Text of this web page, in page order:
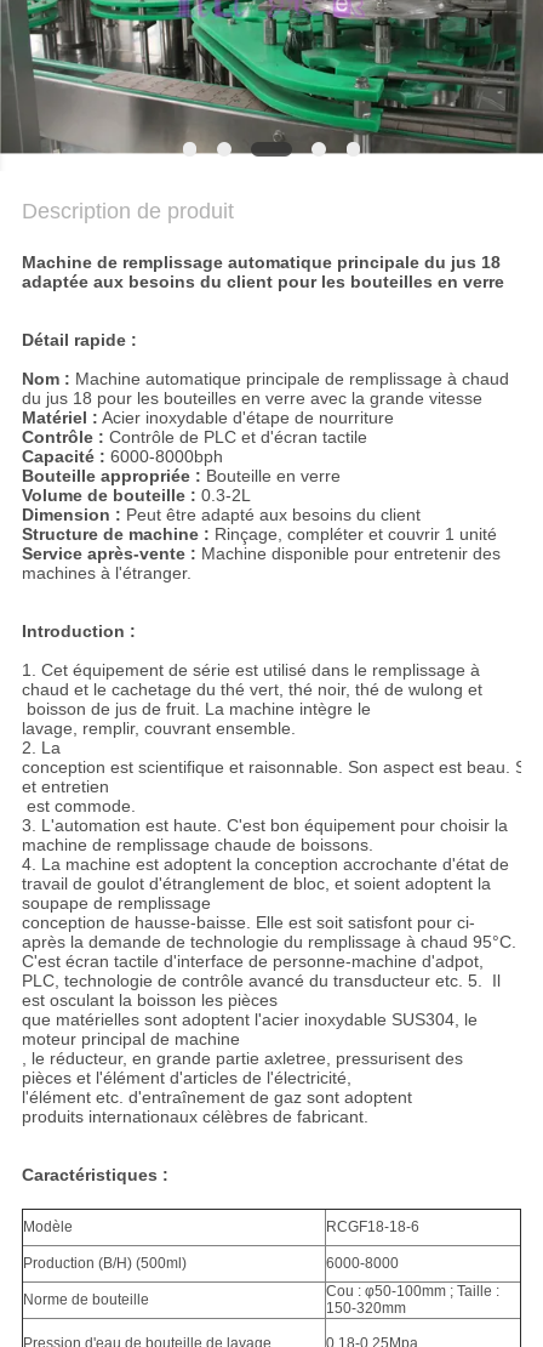
Description de produit
Machine de remplissage automatique principale du jus 18
adaptée aux besoins du client pour les bouteilles en verre
Détail rapide :
Nom : Machine automatique principale de remplissage à chaud
du jus 18 pour les bouteilles en verre avec la grande vitesse
Matériel : Acier inoxydable d'étape de nourriture
Contrôle : Contrôle de PLC et d'écran tactile
Capacité : 6000-8000bph
Bouteille appropriée : Bouteille en verre
Volume de bouteille : 0.3-2L
Dimension : Peut être adapté aux besoins du client
Structure de machine : Rinçage, compléter et couvrir 1 unité
Service après-vente : Machine disponible pour entretenir des
machines à l'étranger.
Introduction :
1. Cet équipement de série est utilisé dans le remplissage à
chaud et le cachetage du thé vert, thé noir, thé de wulong et
boisson de jus de fruit. La machine intègre le
lavage, remplir, couvrant ensemble.
2. La
conception est scientifique et raisonnable. Son aspect est beau.
et entretien
est commode.
3. L'automation est haute. C'est bon équipement pour choisir la
machine de remplissage chaude de boissons.
4. La machine est adoptent la conception accrochante d'état de
travail de goulot d'étranglement de bloc, et soient adoptent la
soupape de remplissage
conception de hausse-baisse. Elle est soit satisfont pour ci-
après la demande de technologie du remplissage à chaud 95°C.
C'est écran tactile d'interface de personne-machine d'adpot,
PLC, technologie de contrôle avancé du transducteur etc. 5. Il
est osculant la boisson les pièces
que matérielles sont adoptent l'acier inoxydable SUS304, le
moteur principal de machine
, le réducteur, en grande partie axletree, pressurisent des
pièces et l'élément d'articles de l'électricité,
l'élément etc. d'entraînement de gaz sont adoptent
produits internationaux célèbres de fabricant.
Caractéristiques :
Modèle RCGF18-18-6
Production (B/H) (500ml) 6000-8000
Norme de bouteille
Cou : φ50-100mm ; Taille :
150-320mm